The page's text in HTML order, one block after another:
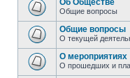
Об Обществе
Общие вопросы
Общие вопросы
О текущей
О мероприятиях
О прошедших и